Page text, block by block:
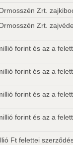
Zrt.
Zrt.
forint és az a
forint és az a
forint és az a
forint és az a
Ft felettei